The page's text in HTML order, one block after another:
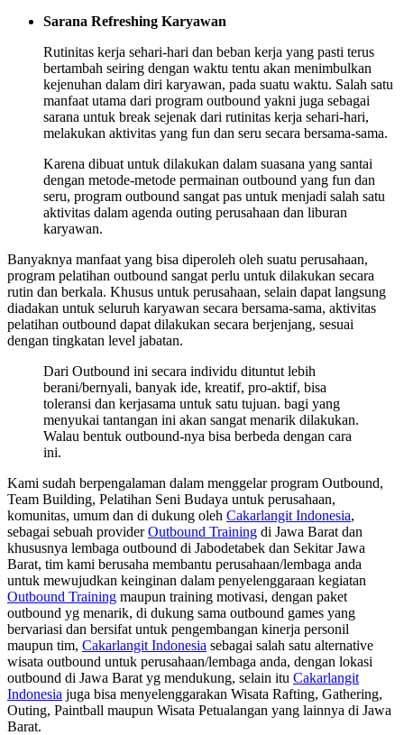
Sarana Refreshing Karyawan
Rutinitas kerja sehari-hari dan beban kerja yang pasti terus
bertambah seiring dengan waktu tentu akan menimbulkan
kejenuhan dalam diri karyawan, pada suatu waktu. Salah satu
manfaat utama dari program outbound yakni juga sebagai
sarana untuk break sejenak dari rutinitas kerja sehari-hari,
melakukan aktivitas yang fun dan seru secara bersama-sama.
Karena dibuat untuk dilakukan dalam suasana yang santai
dengan metode-metode permainan outbound yang fun dan
seru, program outbound sangat pas untuk menjadi salah satu
aktivitas dalam agenda outing perusahaan dan liburan
karyawan.
Banyaknya manfaat yang bisa diperoleh oleh suatu perusahaan,
program pelatihan outbound sangat perlu untuk dilakukan secara
rutin dan berkala. Khusus untuk perusahaan, selain dapat langsung
diadakan untuk seluruh karyawan secara bersama-sama, aktivitas
pelatihan outbound dapat dilakukan secara berjenjang, sesuai
dengan tingkatan level jabatan.
Dari Outbound ini secara individu dituntut lebih
berani/bernyali, banyak ide, kreatif, pro-aktif, bisa
toleransi dan kerjasama untuk satu tujuan. bagi yang
menyukai tantangan ini akan sangat menarik dilakukan.
Walau bentuk outbound-nya bisa berbeda dengan cara
ini.
Kami sudah berpengalaman dalam menggelar program Outbound,
Team Building, Pelatihan Seni Budaya untuk perusahaan,
komunitas, umum dan di dukung oleh Cakarlangit Indonesia,
sebagai sebuah providerOutbound Training di Jawa Barat dan
khususnya lembaga outbound di Jabodetabek dan Sekitar Jawa
Barat, tim kami berusaha membantu perusahaan/lembaga anda
untuk mewujudkan keinginan dalam penyelenggaraan kegiatan
Outbound Training maupun training motivasi, dengan paket
outbound yg menarik, di dukung sama outbound games yang
bervariasi dan bersifat untuk pengembangan kinerja personil
maupun tim, Cakarlangit Indonesia sebagai salah satu alternative
wisata outbound untuk perusahaan/lembaga anda, dengan lokasi
outbound di Jawa Barat yg mendukung, selain itu Cakarlangit
Indonesia juga bisa menyelenggarakan Wisata Rafting, Gathering,
Outing, Paintball maupun Wisata Petualangan yang lainnya di Jawa
Barat.